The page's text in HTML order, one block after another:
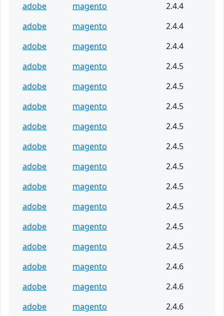
adobe
magento
2.4.4
adobe
magento
2.4.4
adobe
magento
2.4.4
adobe
magento
2.4.5
adobe
magento
2.4.5
adobe
magento
2.4.5
adobe
magento
2.4.5
adobe
magento
2.4.5
adobe
magento
2.4.5
adobe
magento
2.4.5
adobe
magento
2.4.5
adobe
magento
2.4.5
adobe
magento
2.4.5
adobe
magento
2.4.6
adobe
magento
2.4.6
adobe
magento 2.4.6